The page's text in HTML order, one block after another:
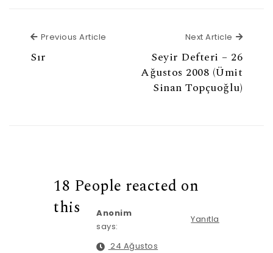
Previous Article
Sır
Next Article Next
Seyir Defteri – 26
Ağustos 2008 (Ümit
Sinan Topçuoğlu)
18 People reacted on
this
Yanıtla
Anonim
says:
24 Ağustos